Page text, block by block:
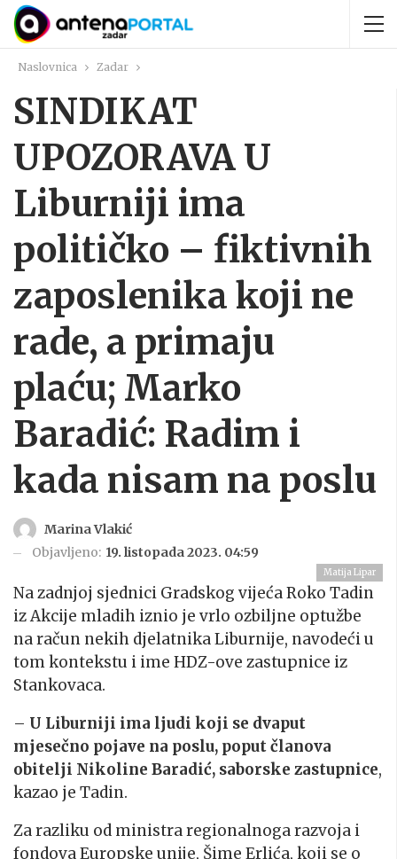
Naslovnica Zadar
SINDIKAT
UPOZORAVA U
Liburniji ima
političko – fiktivnih
zaposlenika koji ne
rade, a primaju
plaću; Marko
Baradić: Radim i
kada nisam na poslu
Marina Vlakić
Objavljeno: 19. listopada 2023. 04:59
Matija Lipar
Na zadnjoj sjednici Gradskog vijeća Roko Tadin
iz Akcije mladih iznio je vrlo ozbiljne optužbe
na račun nekih djelatnika Liburnije, navodeći u
tom kontekstu i ime HDZ-ove zastupnice iz
Stankovaca.
– U Liburniji ima ljudi koji se dvaput
mjesečno pojave na poslu, poput članova
obitelji Nikoline Baradić, saborske zastupnice,
kazao je Tadin.
Za razliku od ministra regionalnoga razvoja i
fondova Europske unije, Šime Erlića, koji se o